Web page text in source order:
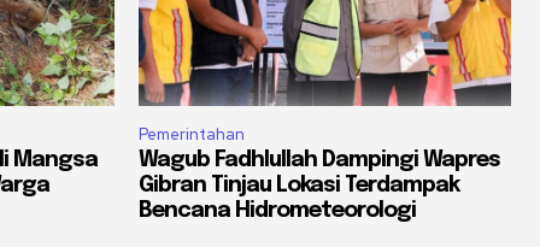
Mangsa
Pemerintahan
Wagub Fadhlullah Dampingi Wapres
Gibran Tinjau Lokasi Terdampak
Bencana Hidrometeorologi